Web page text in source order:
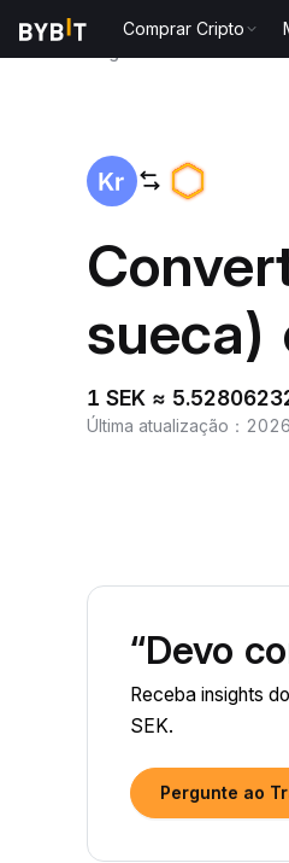
Comprar Cripto
sueca)
1 SEK ≈
Última atualização ：
“Devo
Receba insights
SEK.
Pergunte ao